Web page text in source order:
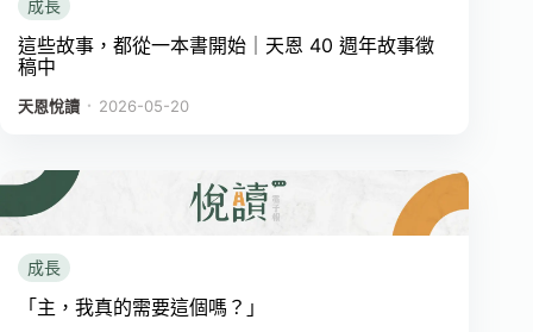
成長
這些故事，都從一本書開始｜天恩 40 週年故事徵
稿中
天恩悅讀 ． 2026-05-20
成長
「主，我真的需要這個嗎？」